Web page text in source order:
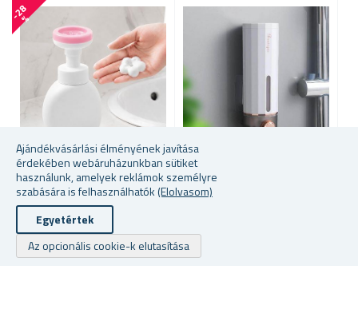
Ajándékvásárlási élményének javítása
érdekében webáruházunkban sütiket
használunk, amelyek reklámok személyre
szabására is felhasználhatók (Elolvasom)
Egyetértek
Az opcionális cookie-k elutasítása
-
2
8
%
HABOS SZAPPANADAGOLÓ FALI SZAPPANADAGOLÓ